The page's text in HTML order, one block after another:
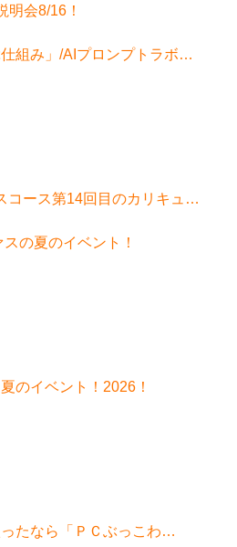
明会8/16！
組み」/AIプロンプトラボ始
コース第14回目のカリキュラ
の夏のイベント！
のイベント！2026！
たなら「ＰＣぶっこわ